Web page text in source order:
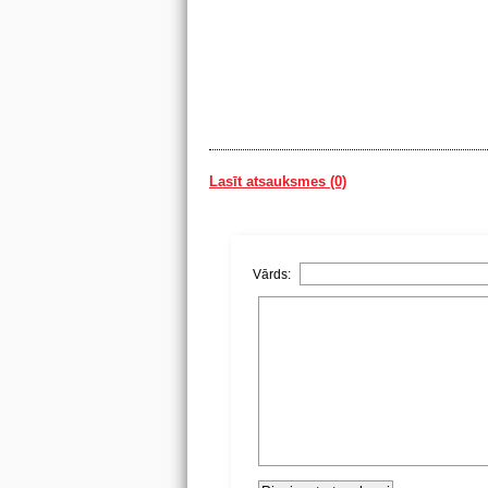
Lasīt atsauksmes (0)
Vārds: